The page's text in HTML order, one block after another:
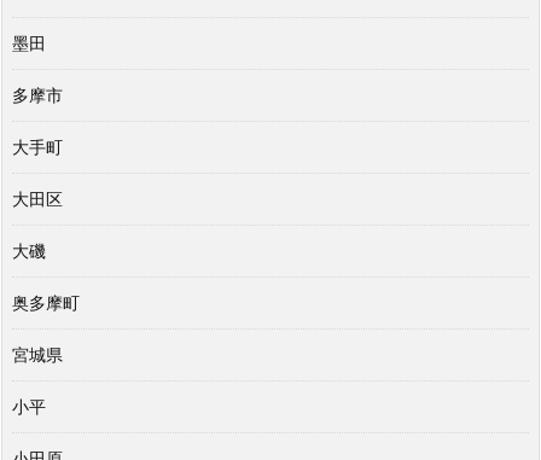
墨田
多摩市
大手町
大田区
大磯
奥多摩町
宮城県
小平